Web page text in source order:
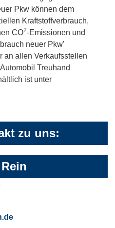
Pkw können dem
Kraftstoffverbrauch,
CO2-Emissionen und
neuer Pkw'
an allen Verkaufsstellen
Treuhand
ist unter
zu uns: